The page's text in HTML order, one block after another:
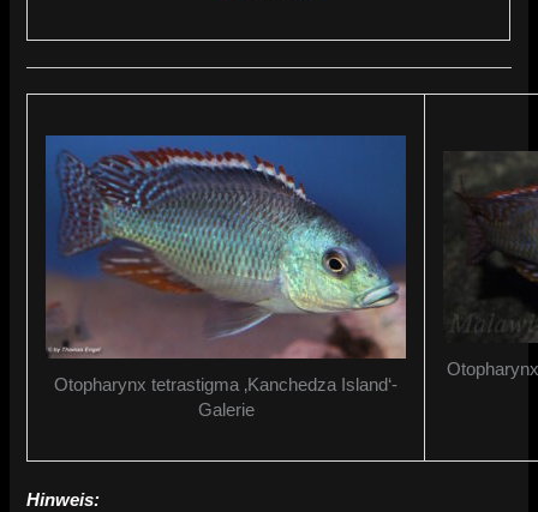
Otopharynx tetrastigma ‚Kanchedza Island‘-
Galerie
Hinweis: